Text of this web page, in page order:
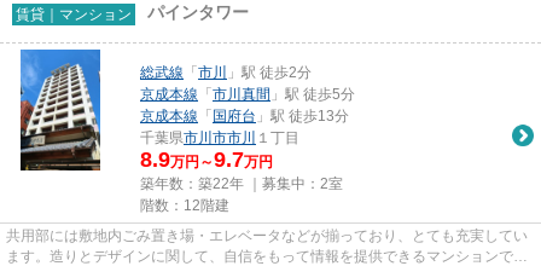
賃貸｜マンション パインタワー
総武線 「 市川
」駅 徒歩2分
京成本線 「 市川真間 」駅 徒歩5分
京成本線 「 国府台 」駅 徒歩13分
千葉県市川市市川 １丁目
8.9万円～9.7万円
築年数：築22年 ｜募集中： 2室
階数：12階建
共用部には敷地内ごみ置き場・エレベータなどが揃っており、とても充実してい
ます。造りとデザインに関して、自信をもって情報を提供できるマンションで